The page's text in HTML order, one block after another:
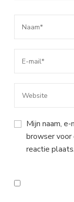
Mijn naam,
browser voor
reactie plaats.